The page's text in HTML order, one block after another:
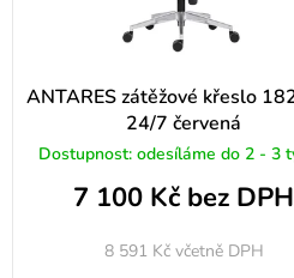
ANTARES zátěžové křeslo
24/7 červená
Dostupnost: odesíláme do 2 - 3
7 100 Kč bez DPH
8 591 Kč včetně DPH